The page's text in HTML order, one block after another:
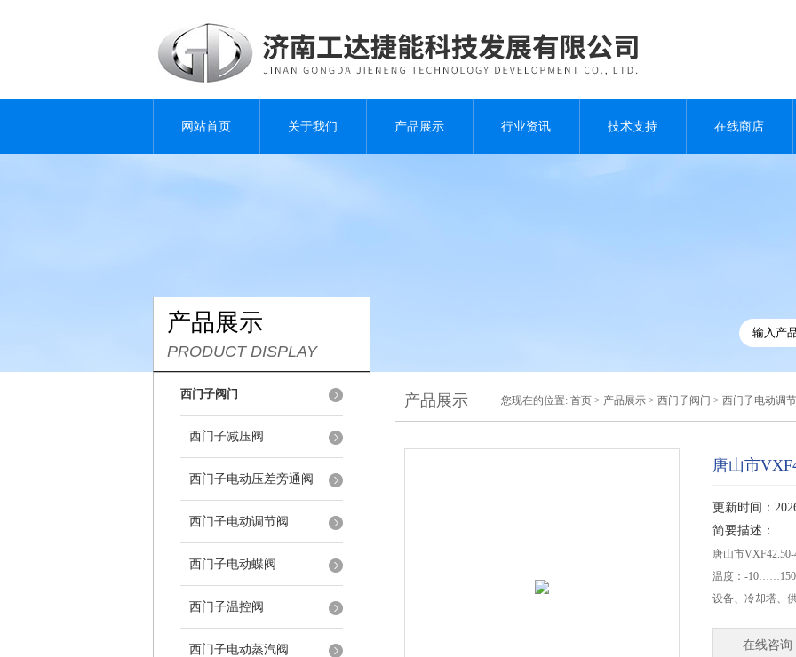
网站首页 关于我们 产品展示 行业资讯 技术支持 在线商店
产品展示
PRODUCT DISPLAY
西门子阀门
西门子减压阀
西门子电动压差旁通阀
西门子电动调节阀
西门子电动蝶阀
西门子温控阀
西门子电动蒸汽阀
产品展示 您现在的位置: 首页 > 产品展示 > 西门子阀门 > 西门子电动调
唐山市
更新时间：
简要描述：
唐山市
温度：-
设备、冷却塔、
在线咨询